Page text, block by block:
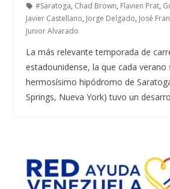
#Saratoga, Chad Brown, Flavien Prat,
Javier Castellano, Jorge Delgado, José
Junior Alvarado
La más relevante temporada de
estadounidense, la que cada verano
hermosísimo hipódromo de
Springs, Nueva York) tuvo un